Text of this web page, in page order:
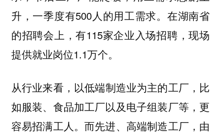
升，一季度有500人的用工需求。在湖南省
的招聘会上，有115家企业入场招聘，现场
提供就业岗位1.1万个。
从行业来看 ，以低端制造业为主的工厂，比
如服装、食品加工厂以及电子组装厂等，更
容易招满工人。而先进、高端制造工厂，由